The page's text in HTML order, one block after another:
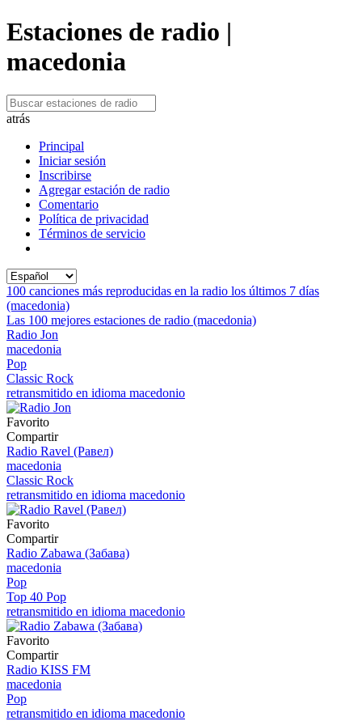
Estaciones de radio |
macedonia
atrás
Principal
Iniciar sesión
Inscribirse
Agregar estación de radio
Comentario
Política de privacidad
Términos de servicio
100 canciones más reproducidas en la radio los últimos 7 días
(macedonia)
Las 100 mejores estaciones de radio (macedonia)
Radio Jon
macedonia
Pop
Classic Rock
retransmitido en idioma macedonio
Favorito
Compartir
Radio Ravel (Равел)
macedonia
Classic Rock
retransmitido en idioma macedonio
Favorito
Compartir
Radio Zabawa (Забава)
macedonia
Pop
Top 40 Pop
retransmitido en idioma macedonio
Favorito
Compartir
Radio KISS FM
macedonia
Pop
retransmitido en idioma macedonio